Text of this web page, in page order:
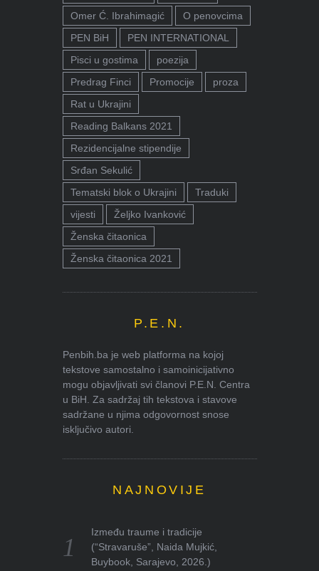
Omer Ć. Ibrahimagić
O penovcima
PEN BiH
PEN INTERNATIONAL
Pisci u gostima
poezija
Predrag Finci
Promocije
proza
Rat u Ukrajini
Reading Balkans 2021
Rezidencijalne stipendije
Srđan Sekulić
Tematski blok o Ukrajini
Traduki
vijesti
Željko Ivanković
Ženska čitaonica
Ženska čitaonica 2021
P.E.N.
Penbih.ba je web platforma na kojoj
tekstove samostalno i samoinicijativno
mogu objavljivati svi članovi P.E.N. Centra
u BiH. Za sadržaj tih tekstova i stavove
sadržane u njima odgovornost snose
isključivo autori.
NAJNOVIJE
Između traume i tradicije
(“Stravaruše”, Naida Mujkić,
Buybook, Sarajevo, 2026.)